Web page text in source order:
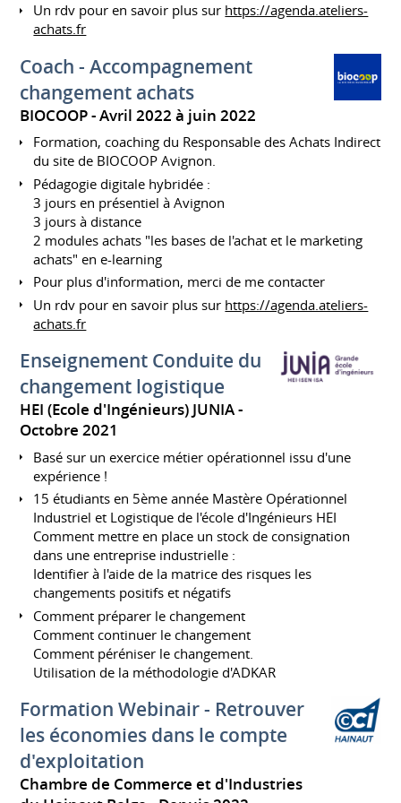
Un rdv pour en savoir plus sur https://agenda.ateliers-
achats.fr
Coach - Accompagnement
changement achats
BIOCOOP Avril 2022 à juin 2022
Formation, coaching du Responsable des Achats Indirect
du site de BIOCOOP Avignon.
Pédagogie digitale hybridée :
3 jours en présentiel à Avignon
3 jours à distance
2 modules achats "les bases de l'achat et le marketing
achats" en e-learning
Pour plus d'information, merci de me contacter
Un rdv pour en savoir plus sur https://agenda.ateliers-
achats.fr
Enseignement Conduite du
changement logistique
HEI (Ecole d'Ingénieurs) JUNIA
Octobre 2021
Basé sur un exercice métier opérationnel issu d'une
expérience !
15 étudiants en 5ème année Mastère Opérationnel
Industriel et Logistique de l'école d'Ingénieurs HEI
Comment mettre en place un stock de consignation
dans une entreprise industrielle :
Identifier à l'aide de la matrice des risques les
changements positifs et négatifs
Comment préparer le changement
Comment continuer le changement
Comment péréniser le changement.
Utilisation de la méthodologie d'ADKAR
Formation Webinair - Retrouver
les économies dans le compte
d'exploitation
Chambre de Commerce et d'Industries